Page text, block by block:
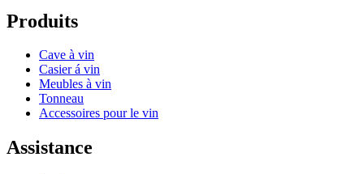
Produits
Cave à vin
Casier á vin
Meubles à vin
Tonneau
Accessoires pour le vin
Assistance